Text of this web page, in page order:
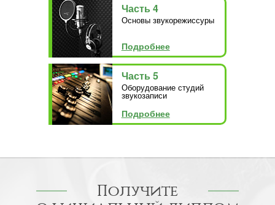
Часть 4
Основы звукорежиссуры
Подробнее
Часть 5
Оборудование студий
звукозаписи
Подробнее
Получите